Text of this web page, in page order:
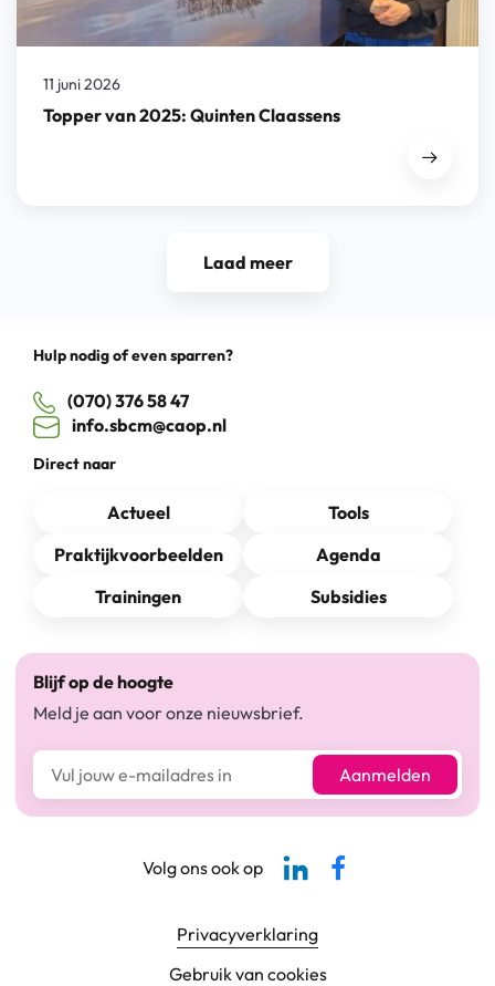
Topper van 2025: Quinten Claassens
11 juni 2026
Laad meer
Hulp nodig of even sparren?
(070) 376 58 47
info.sbcm@caop.nl
Direct naar
Actueel
Tools
Praktijkvoorbeelden
Agenda
Trainingen
Subsidies
Blijf op de hoogte
Meld je aan voor onze nieuwsbrief.
E-mailadres* Aanmelden
Footer navigatie
Privacyverklaring
Gebruik van cookies
Volg ons ook op
Linkedin-pagina SBCM
Facebook SBCM